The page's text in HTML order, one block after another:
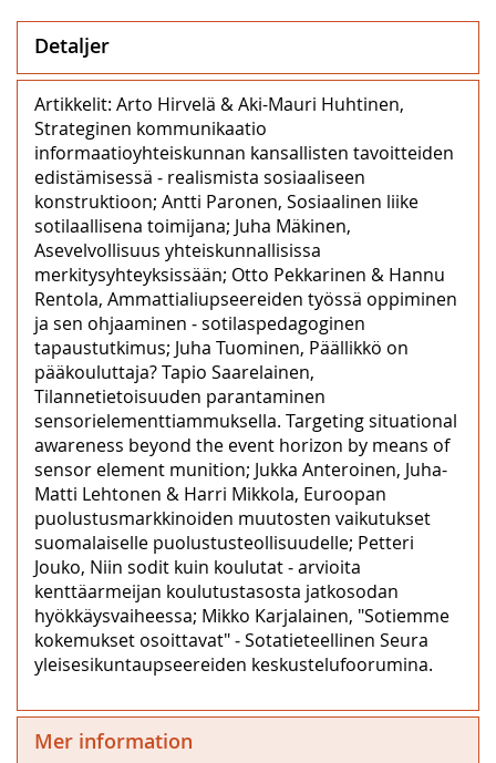
Detaljer
Artikkelit: Arto Hirvelä & Aki-Mauri Huhtinen,
Strateginen kommunikaatio
informaatioyhteiskunnan kansallisten tavoitteiden
edistämisessä ‒ realismista sosiaaliseen
konstruktioon; Antti Paronen, Sosiaalinen liike
sotilaallisena toimijana; Juha Mäkinen,
Asevelvollisuus yhteiskunnallisissa
merkitysyhteyksissään; Otto Pekkarinen & Hannu
Rentola, Ammattialiupseereiden työssä oppiminen
ja sen ohjaaminen ‒ sotilaspedagoginen
tapaustutkimus; Juha Tuominen, Päällikkö on
pääkouluttaja? Tapio Saarelainen,
Tilannetietoisuuden parantaminen
sensorielementtiammuksella. Targeting situational
awareness beyond the event horizon by means of
sensor element munition; Jukka Anteroinen, Juha-
Matti Lehtonen & Harri Mikkola, Euroopan
puolustusmarkkinoiden muutosten vaikutukset
suomalaiselle puolustusteollisuudelle; Petteri
Jouko, Niin sodit kuin koulutat ‒ arvioita
kenttäarmeijan koulutustasosta jatkosodan
hyökkäysvaiheessa; Mikko Karjalainen, "Sotiemme
kokemukset osoittavat" ‒ Sotatieteellinen Seura
yleisesikuntaupseereiden keskustelufoorumina.
Mer information